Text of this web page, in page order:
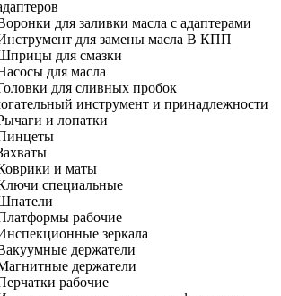
для заливки масла с адаптерами
для замены масла В КПП
для смазки
для масла
для сливных пробок
инструмент и принадлежности
и лопатки
и маты
специальные
рабочие
зеркала
держатели
держатели
рабочие